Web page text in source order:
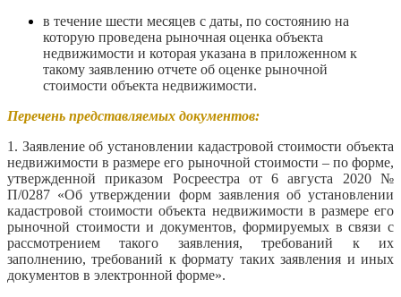
в течение шести месяцев с даты, по состоянию на
которую проведена рыночная оценка объекта
недвижимости и которая указана в приложенном к
такому заявлению отчете об оценке рыночной
стоимости объекта недвижимости.
Перечень представляемых документов:
1. Заявление об установлении кадастровой стоимости объекта
недвижимости в размере его рыночной стоимости – по форме,
утвержденной приказом Росреестра от 6 августа 2020 №
П/0287 «Об утверждении форм заявления об установлении
кадастровой стоимости объекта недвижимости в размере его
рыночной стоимости и документов, формируемых в связи с
рассмотрением такого заявления, требований к их
заполнению, требований к формату таких заявления и иных
документов в электронной форме».